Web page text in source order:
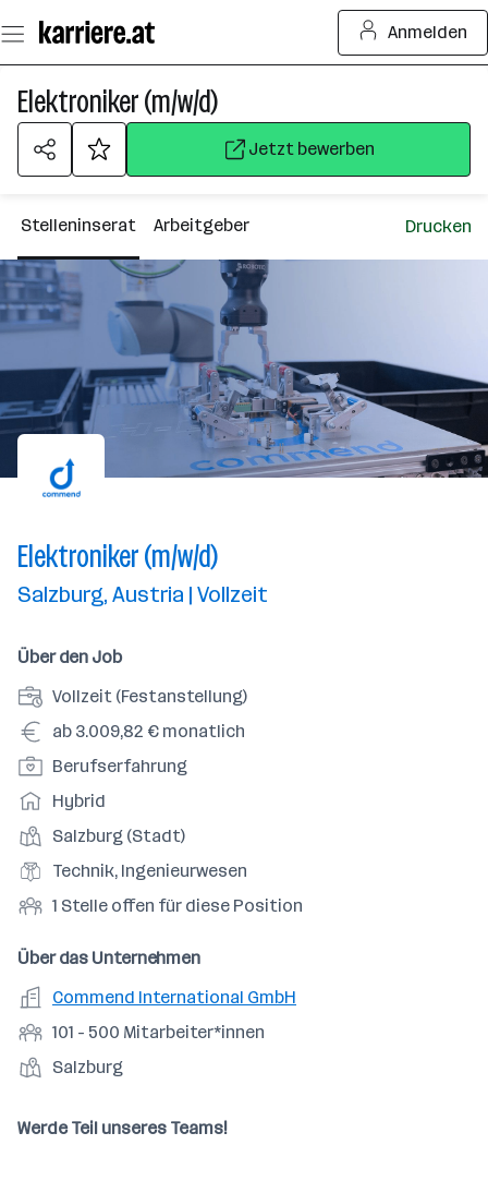
Seiteninhalt
springen
Anmelden
Elektroniker (m/w/d)
Jetzt bewerben
Stelleninserat Arbeitgeber Drucken
Elektroniker (m/w/d)
Salzburg, Austria | Vollzeit
Über den Job
A
n
t
e
l
u
n
s
r
t
Vollzeit (Festanstellung)
G
e
h
a
l
t
ab 3.009,82 € monatlich
P
o
i
t
i
n
e
b
n
Berufserfahrung
A
r
b
e
i
s
m
o
d
e
Hybrid
D
i
n
t
o
t
Salzburg (Stadt)
B
e
u
s
f
l
e
Technik, Ingenieurwesen
O
f
n
e
S
l
1 Stelle offen für diese Position
Über das Unternehmen
A
r
e
t
Commend International GmbH
M
i
t
r
101 - 500 Mitarbeiter*innen
S
a
Salzburg
Werde Teil unseres Teams!